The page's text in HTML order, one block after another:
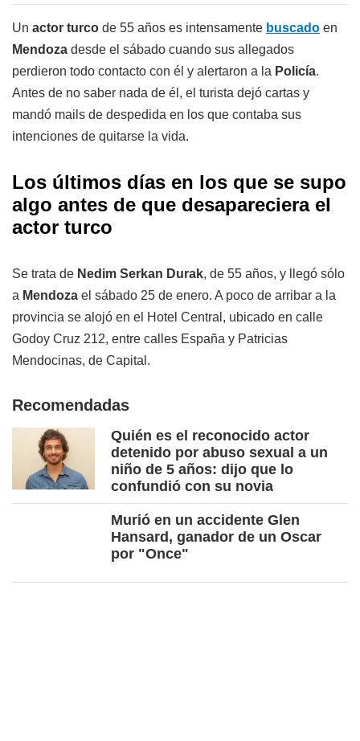
Un actor turco de 55 años es intensamente buscado en
Mendoza desde el sábado cuando sus allegados
perdieron todo contacto con él y alertaron a la Policía.
Antes de no saber nada de él, el turista dejó cartas y
mandó mails de despedida en los que contaba sus
intenciones de quitarse la vida.
Los últimos días en los que se supo
algo antes de que desapareciera el
actor turco
Se trata de Nedim Serkan Durak, de 55 años, y llegó sólo
a Mendoza el sábado 25 de enero. A poco de arribar a la
provincia se alojó en el Hotel Central, ubicado en calle
Godoy Cruz 212, entre calles España y Patricias
Mendocinas, de Capital.
Recomendadas
Quién es el reconocido actor
detenido por abuso sexual a un
niño de 5 años: dijo que lo
confundió con su novia
Murió en un accidente Glen
Hansard, ganador de un Oscar
por "Once"